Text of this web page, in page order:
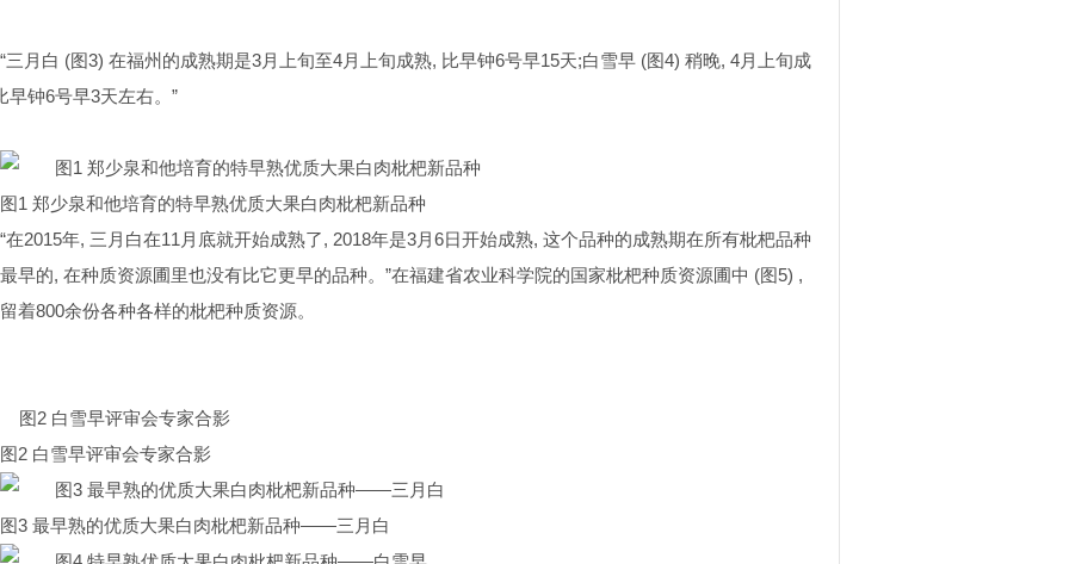
“三月白 (图3) 在福州的成熟期是3月上旬至4月上旬成熟, 比早钟6号早15天;白雪早 (图4) 稍晚, 4月上旬成
早钟6号早3天左右。”
图1 郑少泉和他培育的特早熟优质大果白肉枇杷新品种
“在2015年, 三月白在11 月底就开始成熟了, 2018年是3月6日开始成熟, 这个品种的成熟期在所有枇杷品种
早的, 在种质资源圃里也没有比它更早的品种。”在福建省农业科学院的国家枇杷种质资源圃中 (图5) ,
着800余份各种各样的枇杷种质资源。
图2 白雪早评审会专家合影
图3 最早熟的优质大果白肉枇杷新品种——三月白